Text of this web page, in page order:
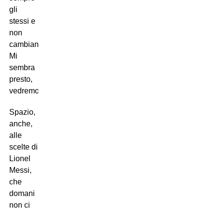
gli
stessi e
non
cambiano.
Mi
sembra
presto,
vedremo”.
Spazio,
anche,
alle
scelte di
Lionel
Messi,
che
domani
non ci